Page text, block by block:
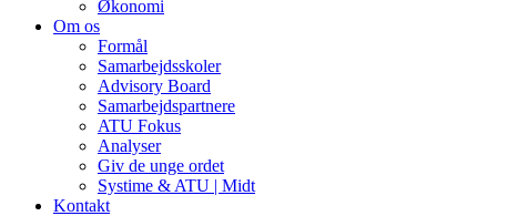
Økonomi
Om os
Formål
Samarbejdsskoler
Advisory Board
Samarbejdspartnere
ATU Fokus
Analyser
Giv de unge ordet
Systime & ATU | Midt
Kontakt